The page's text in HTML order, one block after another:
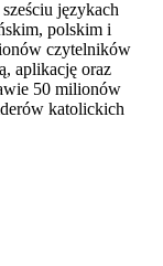
językach
polskim i
czytelników
aplikację oraz
50 milionów
katolickich